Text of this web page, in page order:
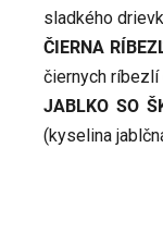
sladkého
ČIERNA
čiernych ríbezlí
JABLKO SO
(kyselina